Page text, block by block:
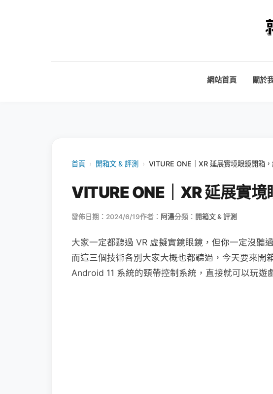
網站首頁 關於
首頁 › 開箱文 & 評測 › VITURE ONE｜XR 延展實境眼鏡開箱
VITURE ONE｜XR 延展實
發佈日期：2024/6/19作者： 阿湯分類： 開箱文 & 評測
大家一定都聽過 VR 虛擬實鏡眼鏡，但你一定沒聽
而這三個技術各別大家大概也都聽過，今天要來開
Android 11 系統的頸帶控制系統，直接就可以玩遊